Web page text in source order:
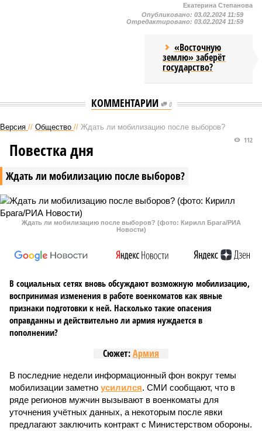
Екатерина Степанова
Опубликовано: 03.02.2024 11:59
Отредактировано: 03.02.2024 11:59
«Восточную
землю» заберёт
государство?
КОММЕНТАРИИ 0
Версия // Общество // Ждать ли мобилизацию после выборов?
Ждать ли мобилизацию после выборов?
112
Повестка дня
Ждать ли мобилизацию после выборов? (фото: Кирилл Брага/РИА
Новости)
В социальных сетях вновь обсуждают возможную мобилизацию,
воспринимая изменения в работе военкоматов как явные
признаки подготовки к ней. Насколько такие опасения
оправданны и действительно ли армия нуждается в
пополнении?
Сюжет:Армия
В последние недели информационный фон вокруг темы
мобилизации заметно усилился. СМИ сообщают, что в
ряде регионов мужчин вызывают в военкоматы для
уточнения учётных данных, а некоторым после явки
предлагают заключить контракт с Министерством обороны.